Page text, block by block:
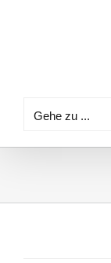
Gehe zu ...